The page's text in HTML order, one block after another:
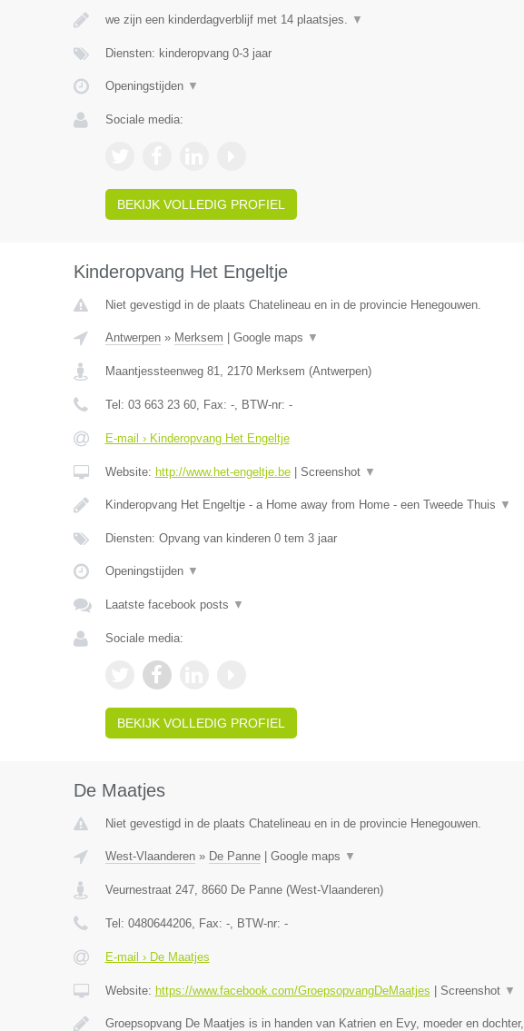
we zijn een kinderdagverblijf met 14 plaatsjes. ▼
Diensten: kinderopvang 0-3 jaar
Openingstijden ▼
Sociale media:
BEKIJK VOLLEDIG PROFIEL
Kinderopvang Het Engeltje
Niet gevestigd in de plaats Chatelineau en in de provincie Henegouwen.
Antwerpen» Merksem Google maps ▼
Maantjessteenweg 81, 2170 Merksem (Antwerpen)
Tel: 03 663 23 60, Fax: -, BTW-nr: -
E-mail › Kinderopvang Het Engeltje
Website: http://www.het-engeltje.be| Screenshot ▼
Kinderopvang Het Engeltje - a Home away from Home - een Tweede Thuis ▼
Diensten: Opvang van kinderen 0 tem 3 jaar
Openingstijden ▼
Laatste facebook posts ▼
Sociale media:
BEKIJK VOLLEDIG PROFIEL
De Maatjes
Niet gevestigd in de plaats Chatelineau en in de provincie Henegouwen.
West-Vlaanderen» De Panne| Google maps ▼
Veurnestraat 247, 8660 De Panne(West-Vlaanderen)
Tel: 0480644206, Fax: -, BTW-nr: -
E-mail › De Maatjes
Website: https://www.facebook.com/GroepsopvangDeMaatjes Screenshot ▼
Groepsopvang De Maatjes is in handen van Katrien en Evy, moeder en dochter,